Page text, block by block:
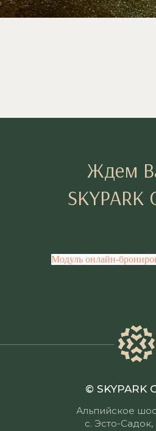
© SKYPARK
Альпийское
с. Эсто-Садок,
Модуль онлайн-
Ждем